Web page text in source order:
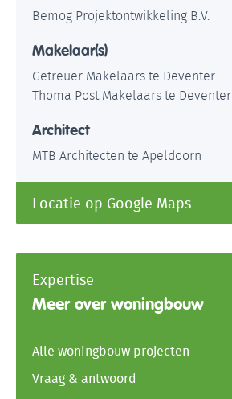
Bemog Projektontwikkeling B.V.
Makelaar(s)
Getreuer Makelaars te Deventer
Thoma Post Makelaars te Deventer
Architect
MTB Architecten te Apeldoorn
Locatie op Google Maps
Expertise
Meer over woningbouw
Alle woningbouw projecten
Vraag & antwoord